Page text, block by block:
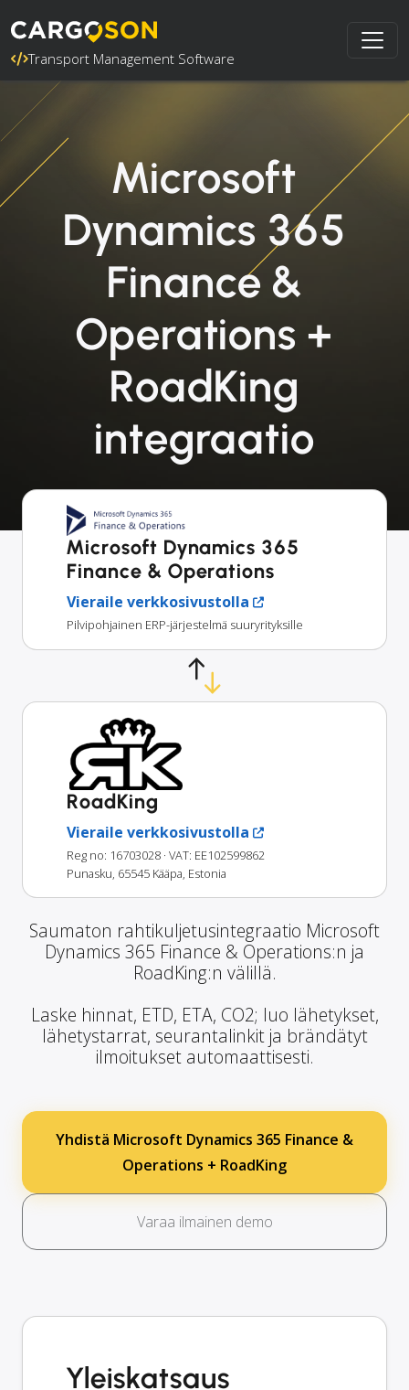
Transport Management Software
Microsoft
Dynamics 365
Finance &
Operations +
RoadKing
integraatio
Microsoft Dynamics 365
Finance & Operations
Vieraile verkkosivustolla
Pilvipohjainen ERP-järjestelmä suuryrityksille
RoadKing
Vieraile verkkosivustolla
Reg no: 16703028 · VAT: EE102599862
Punasku, 65545 Kääpa, Estonia
Saumaton rahtikuljetusintegraatio Microsoft
Dynamics 365 Finance & Operations:n ja
RoadKing:n välillä.
Laske hinnat, ETD, ETA, CO2; luo lähetykset,
lähetystarrat, seurantalinkit ja brändätyt
ilmoitukset automaattisesti.
Yhdistä Microsoft Dynamics 365 Finance &
Operations + RoadKing
Varaa ilmainen demo
Yleiskatsaus